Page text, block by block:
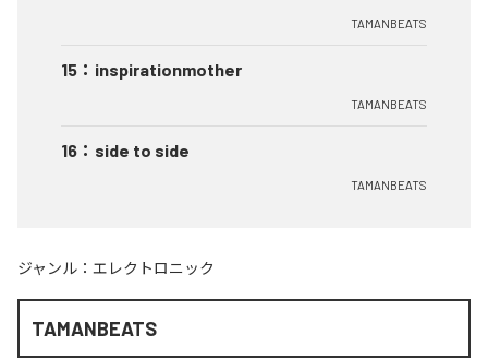
TAMANBEATS
15 ： inspirationmother
TAMANBEATS
16 ： side to side
TAMANBEATS
ジャンル： エレクトロニック
TAMANBEATS